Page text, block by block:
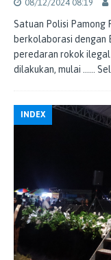
08/12/2024 08:19
Satuan Polisi
berkolaborasi dengan
peredaran rokok ilegal
dilakukan, mulai
……
INDEX